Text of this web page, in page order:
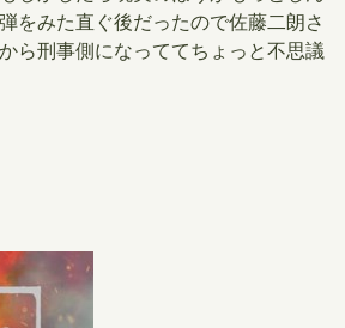
をみた直ぐ後だったので佐藤二朗さ
ら刑事側になっててちょっと不思議